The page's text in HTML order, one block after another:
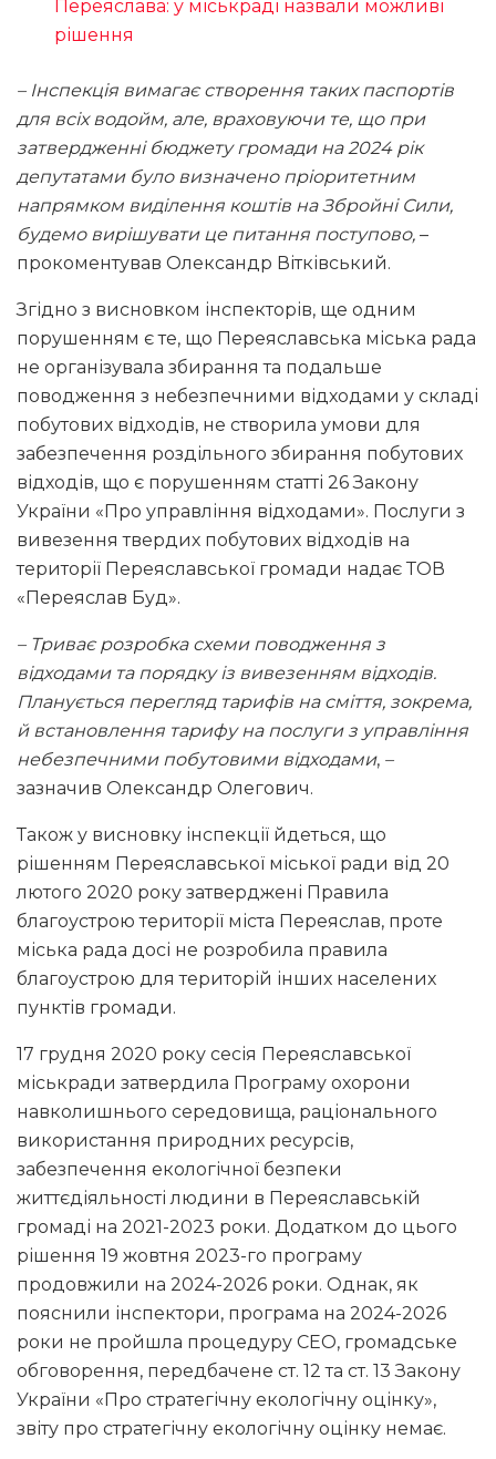
Переяслава: у міськраді назвали можливі
рішення
– Інспекція вимагає створення таких паспортів
для всіх водойм, але, враховуючи те, що при
затвердженні бюджету громади на 2024 рік
депутатами було визначено пріоритетним
напрямком виділення коштів на Збройні Сили,
будемо вирішувати це питання поступово, –
прокоментував Олександр Вітківський.
Згідно з висновком інспекторів, ще одним
порушенням є те, що Переяславська міська рада
не організувала збирання та подальше
поводження з небезпечними відходами у складі
побутових відходів, не створила умови для
забезпечення роздільного збирання побутових
відходів, що є порушенням статті 26 Закону
України «Про управління відходами». Послуги з
вивезення твердих побутових відходів на
території Переяславської громади надає ТОВ
«Переяслав Буд».
– Триває розробка схеми поводження з
відходами та порядку із вивезенням відходів.
Планується перегляд тарифів на сміття, зокрема,
й встановлення тарифу на послуги з управління
небезпечними побутовими відходами, –
зазначив Олександр Олегович.
Також у висновку інспекції йдеться, що
рішенням Переяславської міської ради від 20
лютого 2020 року затверджені Правила
благоустрою території міста Переяслав, проте
міська рада досі не розробила правила
благоустрою для територій інших населених
пунктів громади.
17 грудня 2020 року сесія Переяславської
міськради затвердила Програму охорони
навколишнього середовища, раціонального
використання природних ресурсів,
забезпечення екологічної безпеки
життєдіяльності людини в Переяславській
громаді на 2021-2023 роки. Додатком до цього
рішення 19 жовтня 2023-го програму
продовжили на 2024-2026 роки. Однак, як
пояснили інспектори, програма на 2024-2026
роки не пройшла процедуру СЕО, громадське
обговорення, передбачене ст. 12 та ст. 13 Закону
України «Про стратегічну екологічну оцінку»,
звіту про стратегічну екологічну оцінку немає.